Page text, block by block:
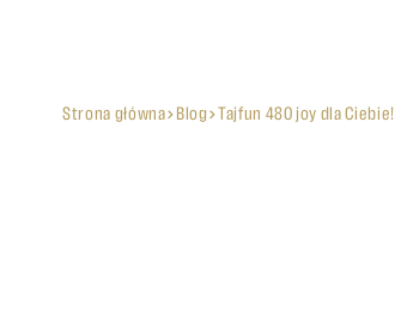
Strona główna Blog Tajfun 480 joy dla Ciebie!